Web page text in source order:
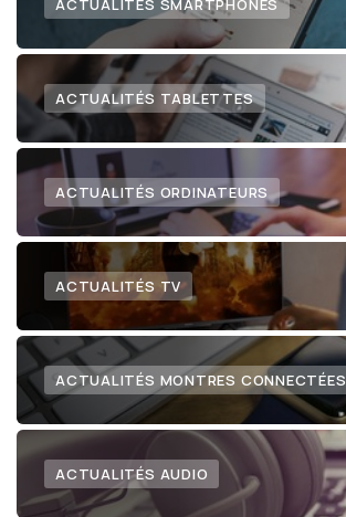
ACTUALITÉS SMARTPHONES
ACTUALITÉS TABLETTES
ACTUALITÉS ORDINATEURS
ACTUALITÉS TV
ACTUALITÉS MONTRES CONNECTÉES
ACTUALITÉS AUDIO